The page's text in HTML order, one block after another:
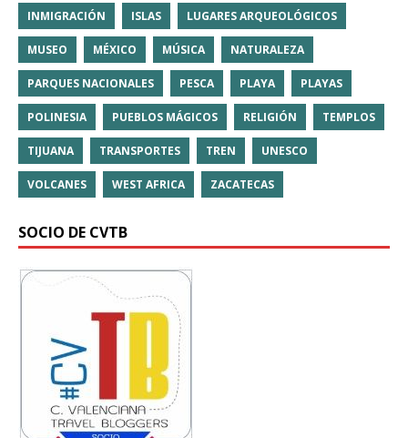
INMIGRACIÓN ISLAS LUGARES ARQUEOLÓGICOS
MUSEO MÉXICO MÚSICA NATURALEZA
PARQUES NACIONALES PESCA PLAYA PLAYAS
POLINESIA PUEBLOS MÁGICOS RELIGIÓN TEMPLOS
TIJUANA TRANSPORTES TREN UNESCO
VOLCANES WEST AFRICA ZACATECAS
SOCIO DE CVTB